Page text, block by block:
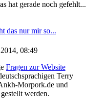
hat gerade noch gefehlt...
das nur mir so...
08:49
Fragen zur Website
Terry
Morpork.de und
werden.